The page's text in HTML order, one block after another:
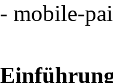
- mobile-